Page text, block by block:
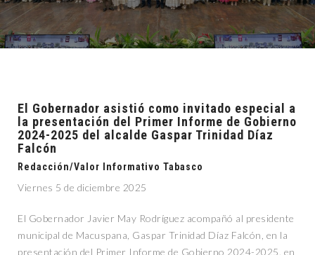
El Gobernador asistió como invitado especial a
la presentación del Primer Informe de Gobierno
2024-2025 del alcalde Gaspar Trinidad Díaz
Falcón
Redacción/Valor Informativo Tabasco
Viernes 5 de diciembre 2025
El Gobernador Javier May Rodríguez acompañó al presidente
municipal de Macuspana, Gaspar Trinidad Díaz Falcón, en la
presentación del Primer Informe de Gobierno 2024-2025, en